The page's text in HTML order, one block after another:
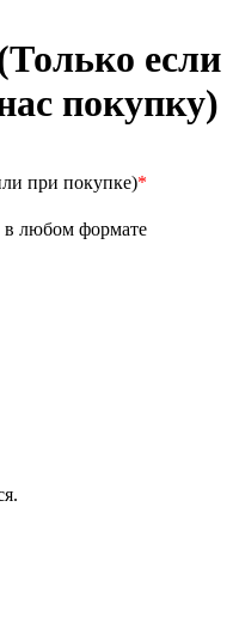
если
покупку)
при покупке)*
в любом формате